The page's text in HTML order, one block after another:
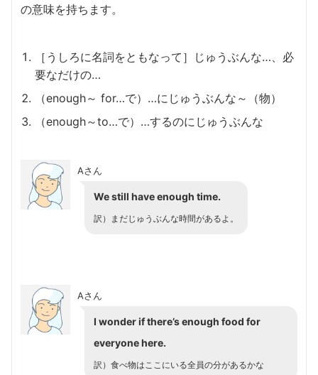
の意味を持ちます。
［うしろに名詞をともなって］じゅうぶんな…、必
要なだけの…
（enough～ for…で）…にじゅうぶんな～（物）
（enough～to…で）…するのにじゅうぶんな
Aさん
We still have enough time.
訳）まだじゅうぶんな時間があるよ。
Aさん
I wonder if there’s enough food for
everyone here.
訳）食べ物はここにいる全員の分があるかな